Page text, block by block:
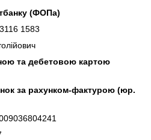
(ФОПа)
1583
та дебетовою картою
за рахунком-фактурою (юр.